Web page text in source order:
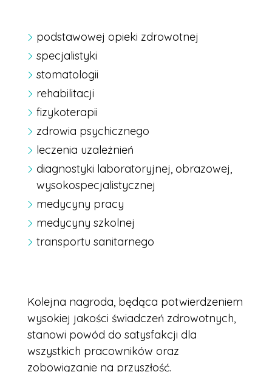
podstawowej opieki zdrowotnej
specjalistyki
stomatologii
rehabilitacji
fizykoterapii
zdrowia psychicznego
leczenia uzależnień
diagnostyki laboratoryjnej, obrazowej,
wysokospecjalistycznej
medycyny pracy
medycyny szkolnej
transportu sanitarnego
Kolejna nagroda, będąca potwierdzeniem
wysokiej jakości świadczeń zdrowotnych,
stanowi powód do satysfakcji dla
wszystkich pracowników oraz
zobowiązanie na przyszłość.